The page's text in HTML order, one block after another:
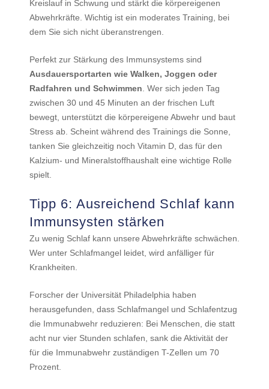
Kreislauf in Schwung und stärkt die körpereigenen
Abwehrkräfte. Wichtig ist ein moderates Training, bei
dem Sie sich nicht überanstrengen.
Perfekt zur Stärkung des Immunsystems sind
Ausdauersportarten wie Walken, Joggen oder
Radfahren und Schwimmen . Wer sich jeden Tag
zwischen 30 und 45 Minuten an der frischen Luft
bewegt, unterstützt die körpereigene Abwehr und baut
Stress ab. Scheint während des Trainings die Sonne,
tanken Sie gleichzeitig noch Vitamin D, das für den
Kalzium- und Mineralstoffhaushalt eine wichtige Rolle
spielt.
Tipp 6: Ausreichend Schlaf kann
Immunsysten stärken
Zu wenig Schlaf kann unsere Abwehrkräfte schwächen.
Wer unter Schlafmangel leidet, wird anfälliger für
Krankheiten.
Forscher der Universität Philadelphia haben
herausgefunden, dass Schlafmangel und Schlafentzug
die Immunabwehr reduzieren: Bei Menschen, die statt
acht nur vier Stunden schlafen, sank die Aktivität der
für die Immunabwehr zuständigen T-Zellen um 70
Prozent.